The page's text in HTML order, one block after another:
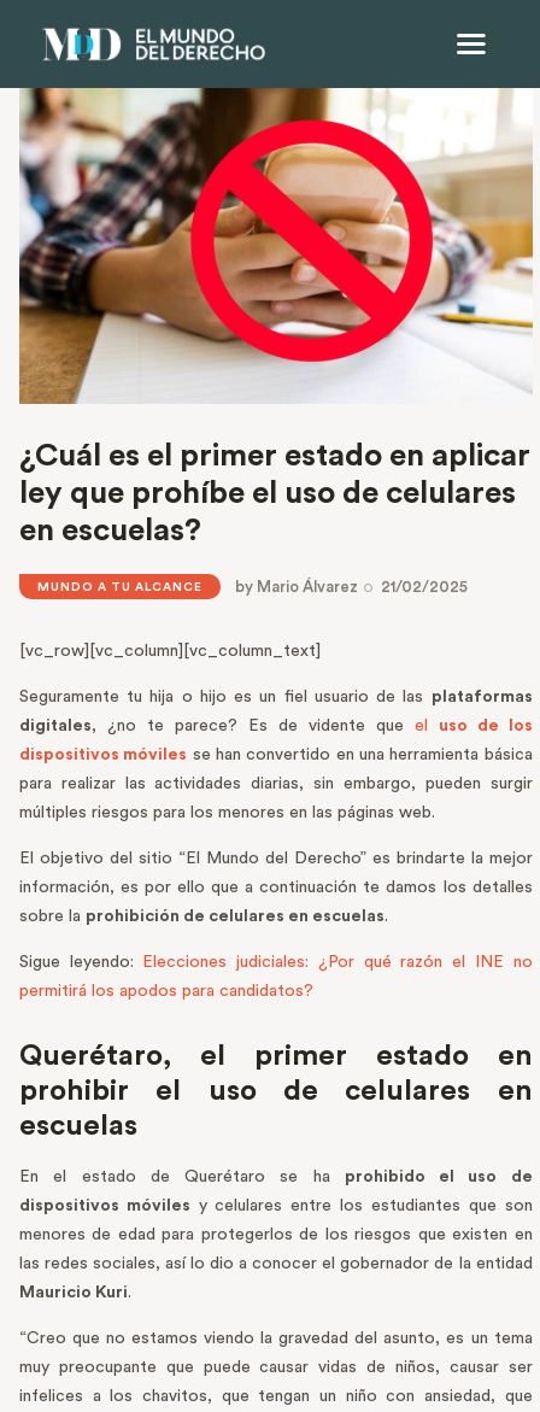
¿Cuál es el primer estado en aplicar
ley que prohíbe el uso de celulares
en escuelas?
MUNDO A TU ALCANCE by Mario Álvarez 21/02/2025
[vc_row][vc_column][vc_column_text]
Seguramente tu hija o hijo es un fiel usuario de las
plataformas
digitales, ¿no te parece? Es de vidente que el uso de los
dispositivos móviles se han convertido en una herramienta básica
para realizar las actividades diarias, sin embargo, pueden surgir
múltiples riesgos para los menores en las páginas web.
El objetivo del sitio “El Mundo del Derecho” es brindarte la mejor
información, es por ello que a continuación te damos los detalles
sobre la prohibición de celulares en escuelas.
Sigue leyendo:
Elecciones judiciales: ¿Por qué razón el INE no
permitirá los apodos para candidatos?
Querétaro, el primer estado en
prohibir el uso de celulares en
escuelas
En el estado de Querétaro se ha prohibido el uso de
dispositivos móviles y celulares entre los estudiantes que son
menores de edad para protegerlos de los riesgos que existen en
las redes sociales, así lo dio a conocer el gobernador de la entidad
Mauricio Kuri.
“Creo que no estamos viendo la gravedad del asunto, es un tema
muy preocupante que puede causar vidas de niños, causar ser
infelices a los chavitos, que tengan un niño con ansiedad, que